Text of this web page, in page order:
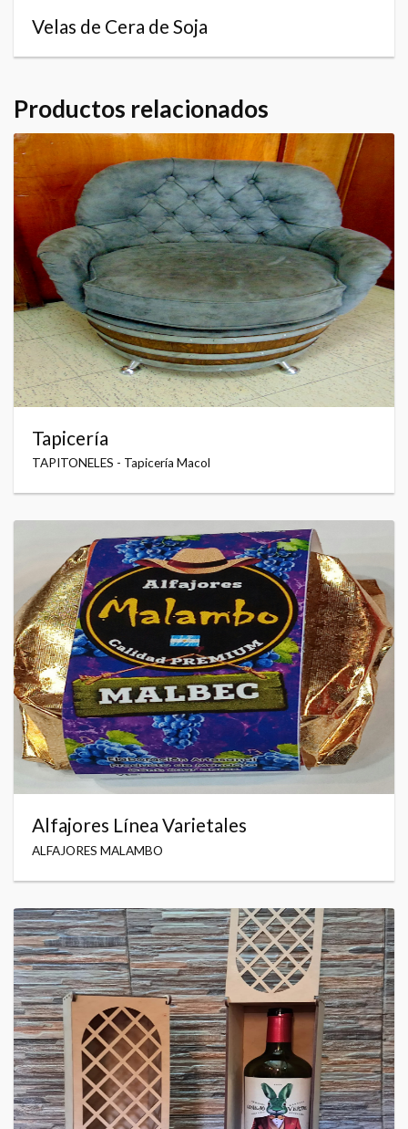
Velas de Cera de Soja
Productos relacionados
Tapicería
TAPITONELES - Tapicería Macol
Alfajores Línea Varietales
ALFAJORES MALAMBO